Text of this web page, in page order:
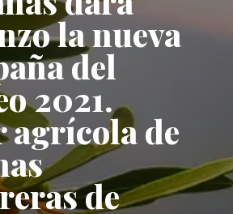
la nueva
del
2021.
agrícola de
de